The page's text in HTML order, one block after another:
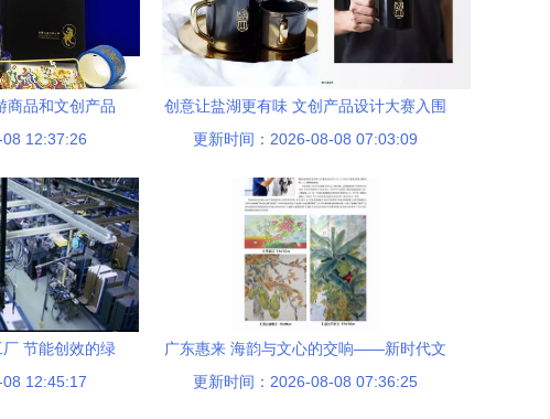
商品和文创产品
服务方案
12:37:26
创意让盐湖更有味 文创产品设计大赛入围
作品出炉,快给你喜欢的作品投票吧
更新时间：2026-08-08 07:03:09
节能创效的绿
12:45:17
广东惠来 海韵与文心的交响——新时代文
艺创作的扬帆起航
更新时间：2026-08-08 07:36:25